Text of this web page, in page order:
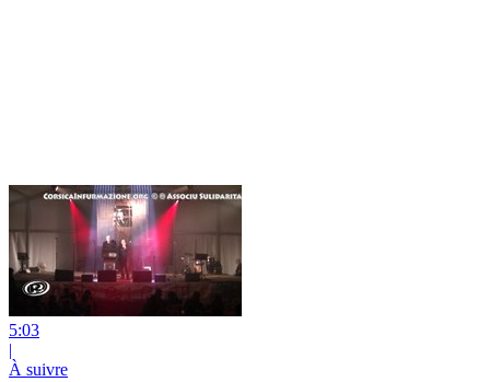
5:03
|
À suivre